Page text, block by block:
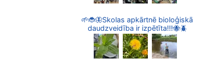
🌱🐞🦋Skolas apkārtnē bioloģiskā
daudzveidība ir izpētīta!!!🐝🪲